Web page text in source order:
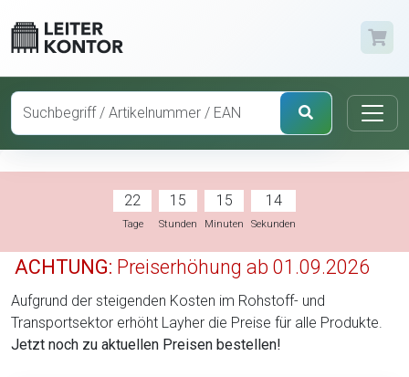
22
Tage
15
Stunden
15
Minuten
14
Sekunden
ACHTUNG: Preiserhöhung ab 01.09.2026
Aufgrund der steigenden Kosten im Rohstoff- und
Transportsektor erhöht Layher die Preise für alle Produkte.
Jetzt noch zu aktuellen Preisen bestellen!